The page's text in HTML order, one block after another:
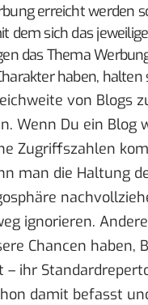
erreicht werden
dem sich das
das Thema
haben, halten
von Blogs
Wenn Du ein Blog
Zugriffszahlen
man die Haltung
ignorieren.
Chancen haben,
ihr
damit befasst